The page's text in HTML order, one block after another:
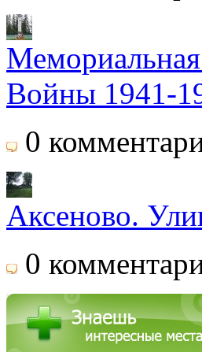
Мемориальная
Войны 1941-
0
Аксеново.
0